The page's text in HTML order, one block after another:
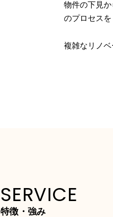
物件の下見
のプロセスを
複雑なリノ
SERVICE
特徴・強み